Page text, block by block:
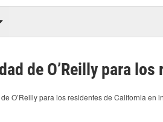
de O’Reilly para
O’Reilly para los residentes de California en